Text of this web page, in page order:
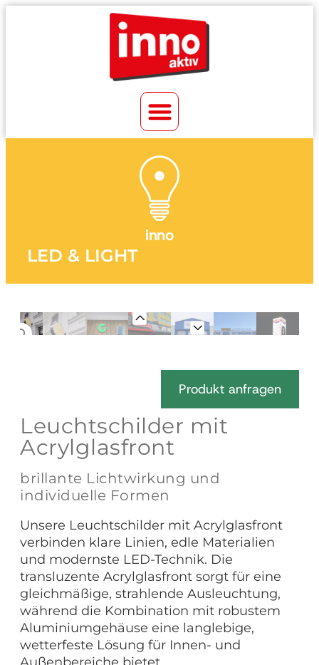
inno
LED & LIGHT
Produkt anfragen
Leuchtschilder mit
Acrylglasfront
brillante Lichtwirkung und
individuelle Formen
Unsere Leuchtschilder mit Acrylglasfront
verbinden klare Linien, edle Materialien
und modernste LED-Technik. Die
transluzente Acrylglasfront sorgt für eine
gleichmäßige, strahlende Ausleuchtung,
während die Kombination mit robustem
Aluminiumgehäuse eine langlebige,
wetterfeste Lösung für Innen- und